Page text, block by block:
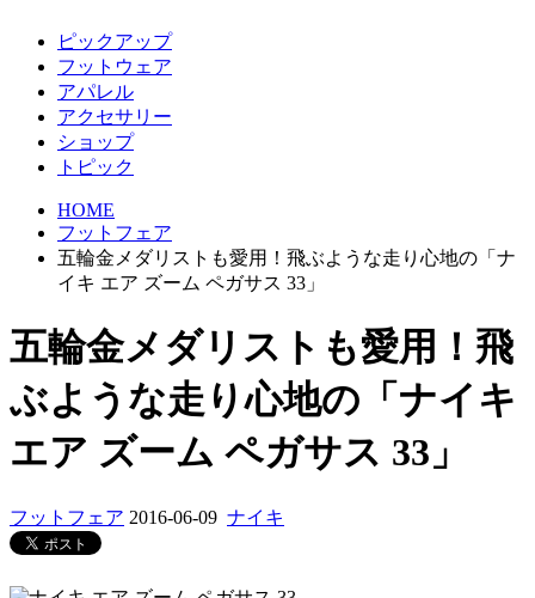
ピックアップ
フットウェア
アパレル
アクセサリー
ショップ
トピック
HOME
フットフェア
五輪金メダリストも愛用！飛ぶような走り心地の「ナ
イキ エア ズーム ペガサス 33」
五輪金メダリストも愛用！飛
ぶような走り心地の「ナイキ
エア ズーム ペガサス 33」
フットフェア 2016-06-09 ナイキ